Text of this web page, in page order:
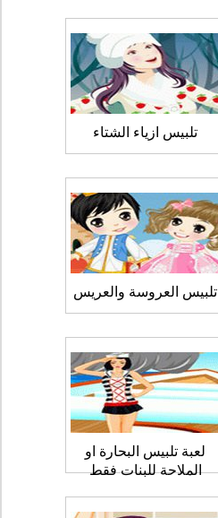
تلبيس ازياء الشتاء
تلبيس العروسة والعريس
لعبة تلبيس البحارة او
الملاحة للبنات فقط